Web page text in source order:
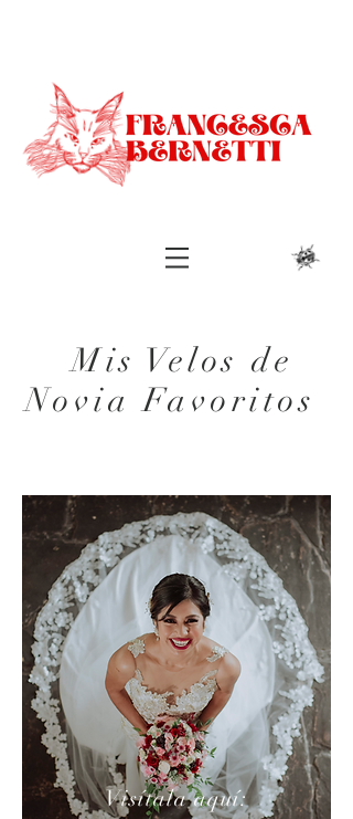
Mis Velos de
Novia Favoritos
Visítala aquí: